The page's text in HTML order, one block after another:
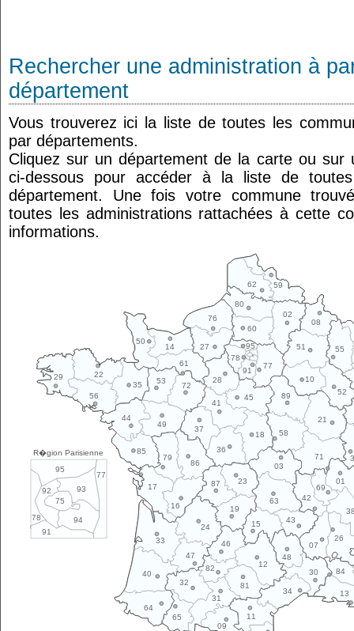
Rechercher une administration à
département
Vous trouverez ici la liste de toutes les
par départements.
Cliquez sur un département de la carte ou sur
ci-dessous pour accéder à la liste de
département. Une fois votre commune
toutes les administrations rattachées à cette
informations.
R�gion Parisienne
77
78
91
95
93
75
94
92
10
11
12
13
14
15
16
17
18
19
21
22
23
24
26
27
28
29
30
31
32
33
34
35
36
37
40
41
42
43
44
45
46
47
48
49
50
51
52
53
55
56
58
59
60
61
62
63
64
65
69
01
02
03
07
08
09
71
72
76
77
78
79
80
81
82 84
85
86
87
89
91
95